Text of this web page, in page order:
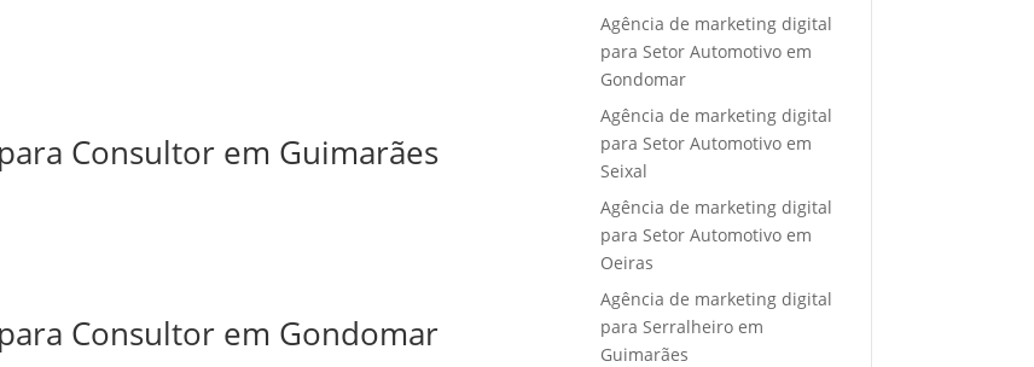
Consultor em Guimarães
Consultor em Gondomar
Agência de marketing digital
para Setor Automotivo em
Gondomar
Agência de marketing digital
para Setor Automotivo em
Seixal
Agência de marketing digital
para Setor Automotivo em
Oeiras
Agência de marketing digital
para Serralheiro em
Guimarães